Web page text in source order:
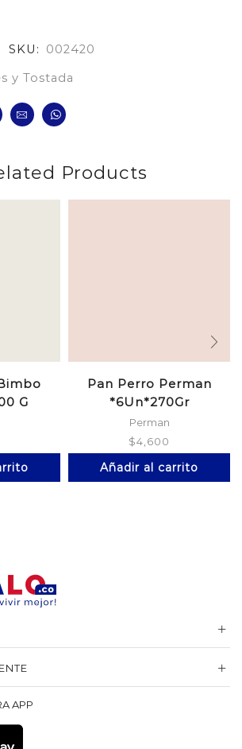
SKU:
002420
y Tostada
Products
G
Pan Perro Perman
*6Un*270Gr
Perman
$4,600
Añadir al carrito
APP